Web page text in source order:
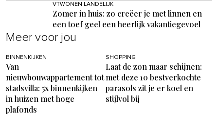
VTWONEN LANDELIJK
Zomer in huis: zo creëer je met linnen en
een toef geel een heerlijk vakantiegevoel
Meer voor jou
BINNENKIJKEN
Van
nieuwbouwappartement tot
stadsvilla: 5x binnenkijken
in huizen met hoge
plafonds
SHOPPING
Laat de zon maar schijnen:
met deze 10 bestverkochte
parasols zit je er koel en
stijlvol bij